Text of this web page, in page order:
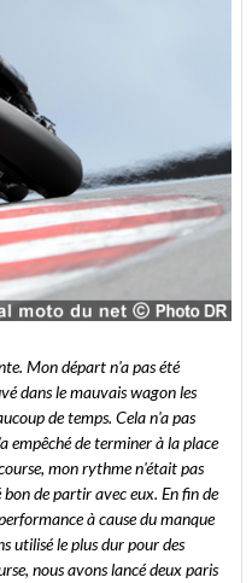
Mon départ n'a pas été
dans le mauvais wagon les
de temps. Cela n'a pas
empêché de terminer à la place
mon rythme n'était pas
de partir avec eux. En fin de
à cause du manque
utilisé le plus dur pour des
nous avons lancé deux paris